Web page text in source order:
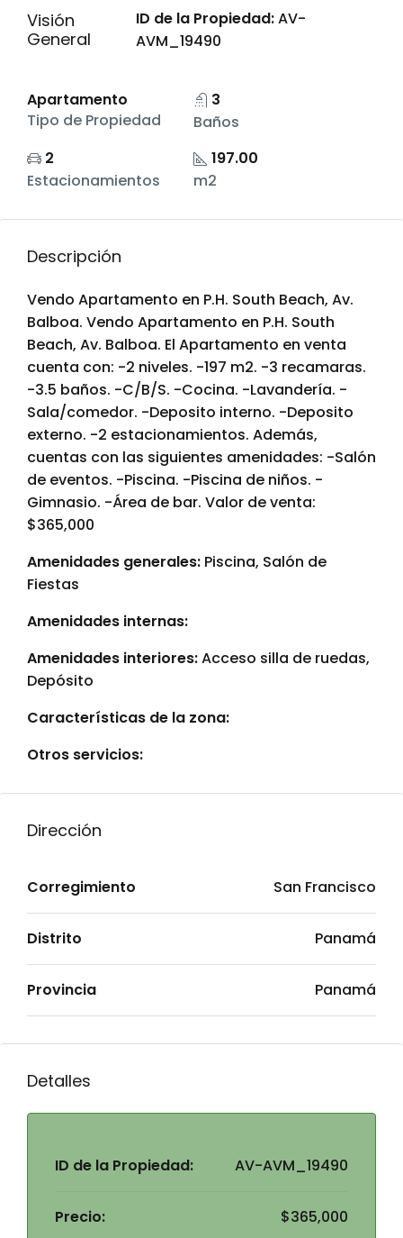
Visión
General
ID de la Propiedad:AV-
AVM_19490
Apartamento
Tipo de Propiedad
3
Baños
2
Estacionamientos
197.00
m2
Descripción
Vendo Apartamento en P.H. South Beach, Av.
Balboa. Vendo Apartamento en P.H. South
Beach, Av. Balboa. El Apartamento en venta
cuenta con: -2 niveles. -197 m2. -3 recamaras.
-3.5 baños. -C/B/S. -Cocina. -Lavandería. -
Sala/comedor. -Deposito interno. -Deposito
externo. -2 estacionamientos. Además,
cuentas con las siguientes amenidades: -Salón
de eventos. -Piscina. -Piscina de niños. -
Gimnasio. -Área de bar. Valor de venta:
$365,000
Amenidades generales: Piscina, Salón de
Fiestas
Amenidades internas:
Amenidades interiores:Acceso silla de ruedas,
Depósito
Características de la zona:
Otros servicios:
Dirección
Corregimiento San Francisco
Distrito Panamá
Provincia Panamá
Detalles
ID de la Propiedad: AV-AVM_19490
Precio: $365,000